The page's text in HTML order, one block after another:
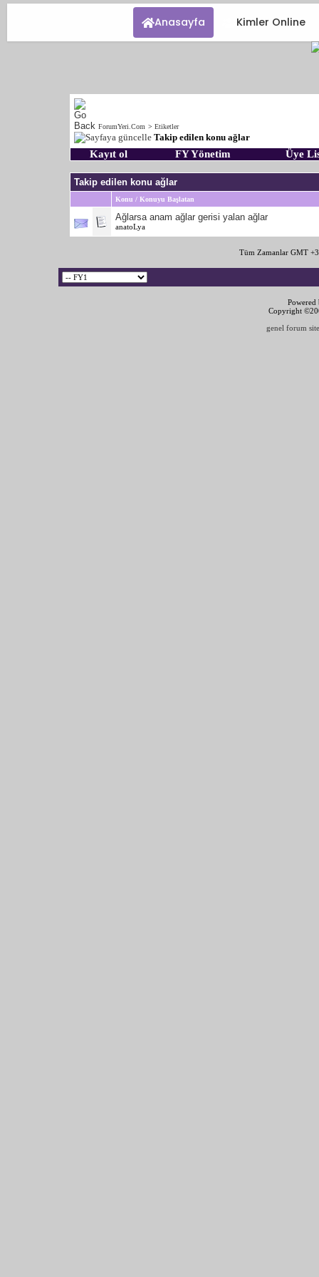
Anasayfa Kimler Online
ForumYeri.Com > Etiketler
Takip edilen konu ağlar
Kayıt ol FY Yönetim Üye
Takip edilen konu ağlar
Konu / Konuyu Başlatan
Ağlarsa anam ağlar gerisi yalan ağlar
anatoLya
Tüm Zamanlar GMT
Copyright
genel forum